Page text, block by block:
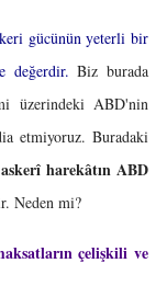
gücünün yeterli bir
değerdir. Biz burada
üzerindeki ABD'nin
etmiyoruz. Buradaki
harekâtın ABD
Neden mi?
çelişkili ve